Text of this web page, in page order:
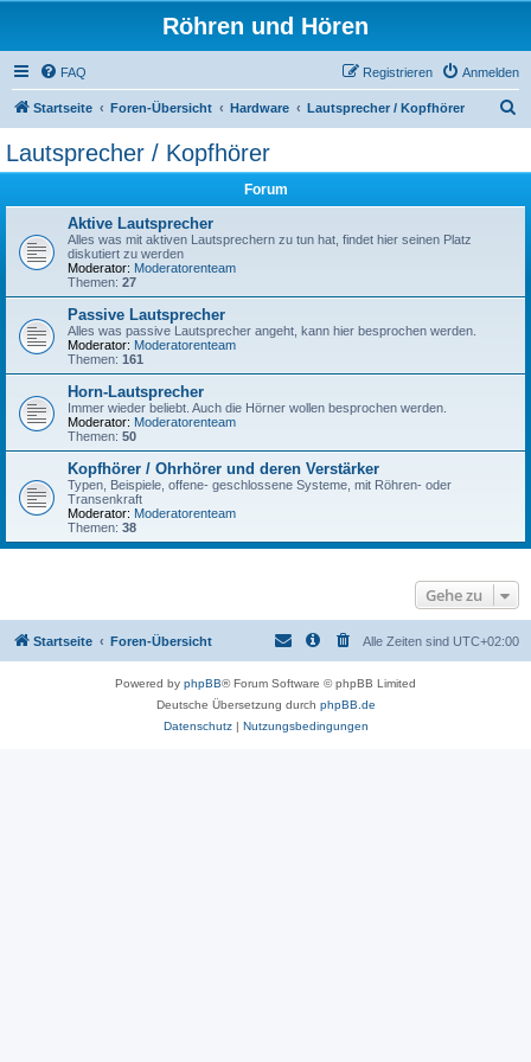
Röhren und Hören
FAQ Anmelden
Registrieren
Startseite Foren-Übersicht Hardware Lautsprecher / Kopfhörer
Lautsprecher / Kopfhörer
Forum
Aktive Lautsprecher
Alles was mit aktiven Lautsprechern zu tun hat, findet hier seinen Platz
diskutiert zu werden
Moderator: Moderatorenteam
Themen: 27
Passive Lautsprecher
Alles was passive Lautsprecher angeht, kann hier besprochen werden.
Moderator: Moderatorenteam
Themen: 161
Horn-Lautsprecher
Immer wieder beliebt. Auch die Hörner wollen besprochen werden.
Moderator: Moderatorenteam
Themen: 50
Kopfhörer / Ohrhörer und deren Verstärker
Typen, Beispiele, offene- geschlossene Systeme, mit Röhren- oder
Transenkraft
Moderator: Moderatorenteam
Themen: 38
Gehe zu
Startseite Foren-Übersicht Alle Zeiten sind UTC+02:00
Powered by phpBB® Forum Software © phpBB Limited
Deutsche Übersetzung durch phpBB.de
Datenschutz| Nutzungsbedingungen